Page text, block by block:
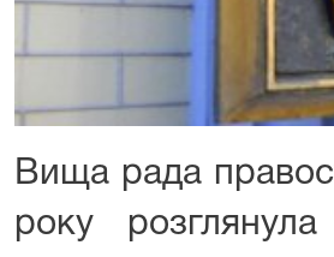
Вища рада
року